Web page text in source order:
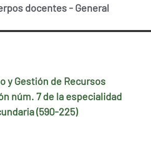
docentes- General
y Gestión de Recursos
núm. 7 de la especialidad
(590-225)